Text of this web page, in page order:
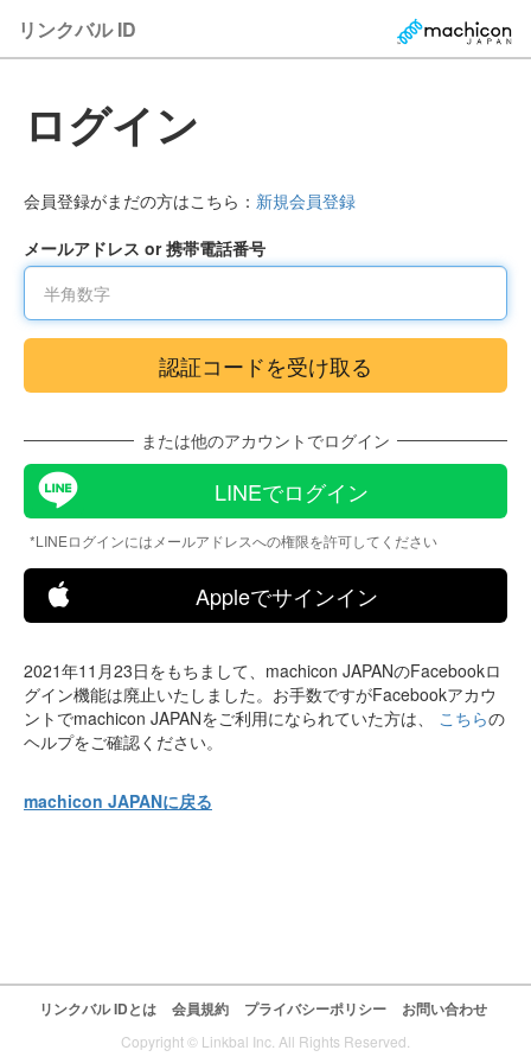
リンクバル ID
ログイン
会員登録がまだの方はこちら： 新規会員登録
メールアドレス or 携帯電話番号
または他のアカウントでログイン
LINEでログイン
*LINEログインにはメールアドレスへの権限を許可してください
Appleでサインイン
2021年11月23日をもちまして、machicon JAPANのFacebookロ
グイン機能は廃止いたしました。お手数ですがFacebookアカウ
ントでmachicon JAPANをご利用になられていた方は、 こちらの
ヘルプをご確認ください。
machicon JAPANに戻る
リンクバル IDとは 会員規約 プライバシーポリシー お問い合わせ
Copyright © Linkbal Inc. All Rights Reserved.